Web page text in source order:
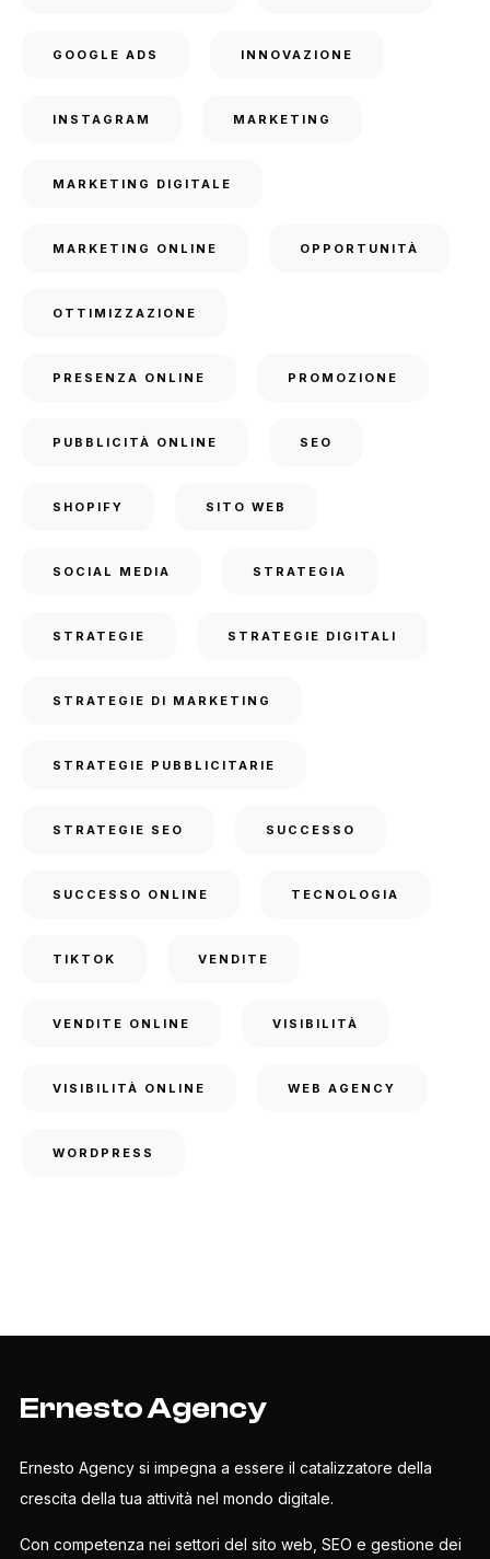
GOOGLE ADS INNOVAZIONE
INSTAGRAM MARKETING
MARKETING DIGITALE
MARKETING ONLINE OPPORTUNITÀ
OTTIMIZZAZIONE
PRESENZA ONLINE PROMOZIONE
PUBBLICITÀ ONLINE SEO
SHOPIFY SITO WEB
SOCIAL MEDIA STRATEGIA
STRATEGIE STRATEGIE DIGITALI
STRATEGIE DI MARKETING
STRATEGIE PUBBLICITARIE
STRATEGIE SEO SUCCESSO
SUCCESSO ONLINE TECNOLOGIA
TIKTOK VENDITE
VENDITE ONLINE VISIBILITÀ
VISIBILITÀ ONLINE WEB AGENCY
WORDPRESS
Ernesto Agency
Ernesto Agency si impegna a essere il catalizzatore della
crescita della tua attività nel mondo digitale.
Con competenza nei settori del sito web, SEO e gestione dei